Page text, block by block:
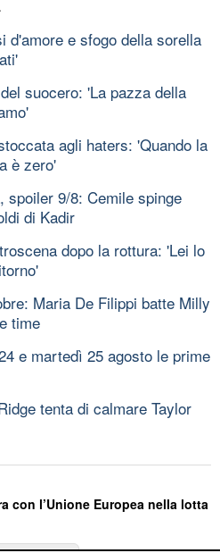
d'amore e sfogo della sorella
suocero: 'La pazza della
agli haters: 'Quando la
è zero'
spoiler 9/8: Cemile spinge
di Kadir
dopo la rottura: 'Lei lo
Maria De Filippi batte Milly
time
e martedì 25 agosto le prime
tenta di calmare Taylor
con l’Unione Europea nella lotta